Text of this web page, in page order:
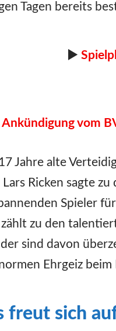
Tagen bereits
►
vom
Jahre alte
Ricken sagte
Spieler
zu den
sind davon
Ehrgeiz
freut sich